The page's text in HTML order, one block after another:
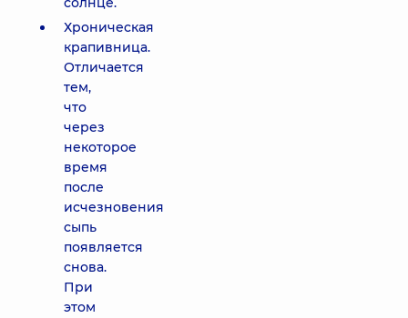
Хроническая
крапивница.
Отличается
тем,
что
через
некоторое
время
после
исчезновения
сыпь
появляется
снова.
При
этом